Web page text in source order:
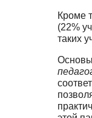
Кроме
(22%
таких